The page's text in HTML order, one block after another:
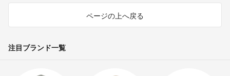
ページの上へ戻る
注目ブランド一覧